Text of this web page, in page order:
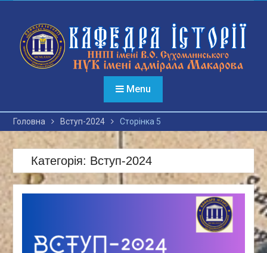
вмісту
Menu
Головна Вступ-2024 Сторінка 5
Категорія: Вступ-2024